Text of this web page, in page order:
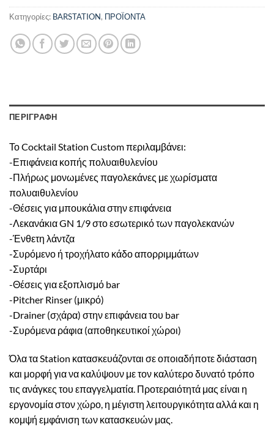
Κατηγορίες: BARSTATION, ΠΡΟΪΟΝΤΑ
ΠΕΡΙΓΡΑΦΗ
Το Cocktail Station Custom περιλαμβάνει:
-Επιφάνεια κοπής πολυαιθυλενίου
-Πλήρως μονωμένες παγολεκάνες με χωρίσματα
πολυαιθυλενίου
-Θέσεις για μπουκάλια στην επιφάνεια
-Λεκανάκια GN 1/9 στο εσωτερικό των παγολεκανών
-Ένθετη λάντζα
-Συρόμενο ή τροχήλατο κάδο απορριμμάτων
-Συρτάρι
-Θέσεις για εξοπλισμό bar
-Pitcher Rinser (μικρό)
-Drainer (σχάρα) στην επιφάνεια του bar
-Συρόμενα ράφια (αποθηκευτικοί χώροι)
Όλα τα Station κατασκευάζονται σε οποιαδήποτε διάσταση
και μορφή για να καλύψουν με τον καλύτερο δυνατό τρόπο
τις ανάγκες του επαγγελματία. Προτεραιότητά μας είναι η
εργονομία στον χώρο, η μέγιστη λειτουργικότητα αλλά και η
κομψή εμφάνιση των κατασκευών μας.